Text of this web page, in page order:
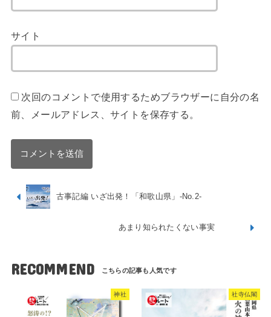
サイト
次回のコメントで使用するためブラウザーに自分の名
前、メールアドレス、サイトを保存する。
古事記編 いざ出発！「和歌山県」-No.2-
あまり知られたくない事実
RECOMMEND
神社 社寺仏閣